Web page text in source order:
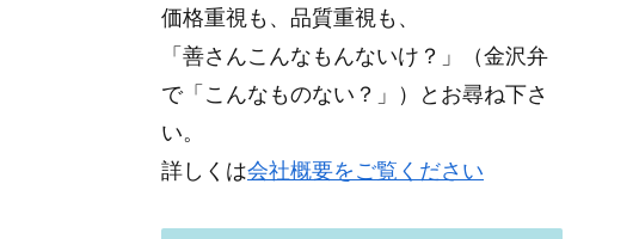
価格重視も、品質重視も、
「善さんこんなもんないけ？」（金沢弁
で「こんなものない？」）とお尋ね下さ
い。
詳しくは会社概要をご覧ください